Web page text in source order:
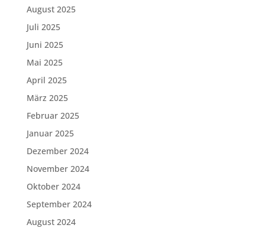
August 2025
Juli 2025
Juni 2025
Mai 2025
April 2025
März 2025
Februar 2025
Januar 2025
Dezember 2024
November 2024
Oktober 2024
September 2024
August 2024